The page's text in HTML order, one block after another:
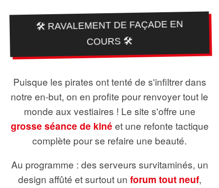
🛠️ RAVALEMENT DE FAÇADE EN
COURS 🛠️
Puisque les pirates ont tenté de s'infiltrer dans
notre en-but, on en profite pour renvoyer tout le
monde aux vestiaires ! Le site s'offre une
grosse séance de kiné et une refonte tactique
complète pour se refaire une beauté.
Au programme : des serveurs survitaminés, un
design affûté et surtout un forum tout neuf,